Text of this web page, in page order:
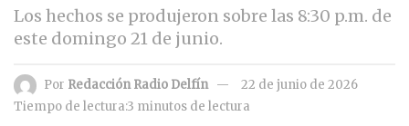
Los hechos se produjeron sobre las 8:30 p.m. de
este domingo 21 de junio.
Por Redacción Radio Delfín
22 de junio de 2026
Tiempo de lectura:3 minutos de lectura